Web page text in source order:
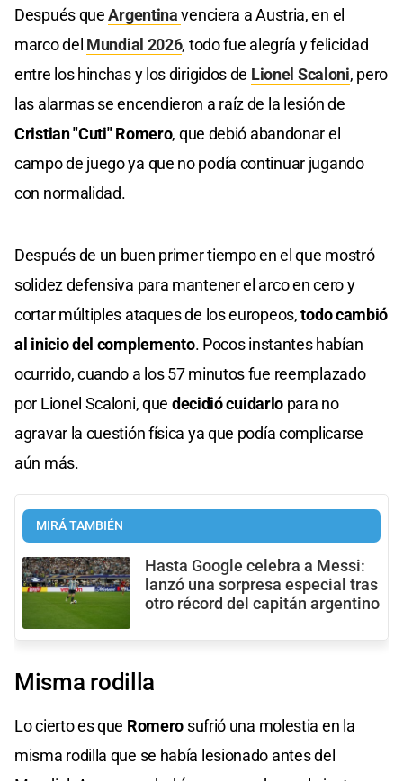
Después queArgentinavenciera a Austria, en el
marco del Mundial 2026, todo fue alegría y felicidad
entre los hinchas y los dirigidos de Lionel Scaloni, pero
las alarmas se encendieron a raíz de la lesión de
Cristian "Cuti" Romero, que debió abandonar el
campo de juego ya que no podía continuar jugando
con normalidad.
Después de un buen primer tiempo en el que mostró
solidez defensiva para mantener el arco en cero y
cortar múltiples ataques de los europeos,todo cambió
al inicio del complemento. Pocos instantes habían
ocurrido, cuando a los 57 minutos fue reemplazado
por Lionel Scaloni, que decidió cuidarlo para no
agravar la cuestión física ya que podía complicarse
aún más.
MIRÁ TAMBIÉN
Hasta Google celebra a Messi:
lanzó una sorpresa especial tras
otro récord del capitán argentino
Misma rodilla
Lo cierto es que Romero sufrió una molestia en la
misma rodilla que se había lesionado antes del